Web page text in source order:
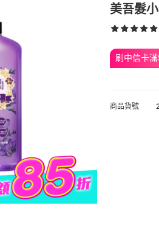
美吾髮
刷中信卡
商品貨號